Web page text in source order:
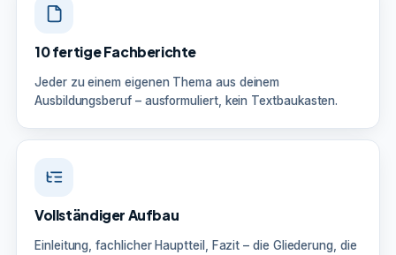
10 fertige Fachberichte
Jeder zu einem eigenen Thema aus deinem
Ausbildungsberuf – ausformuliert, kein Textbaukasten.
Vollständiger Aufbau
Einleitung, fachlicher Hauptteil, Fazit – die Gliederung, die